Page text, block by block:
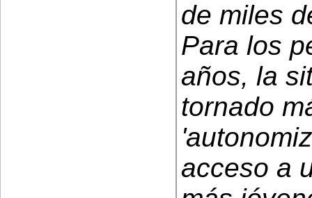
de miles
Para los
años, la
tornado
acceso a